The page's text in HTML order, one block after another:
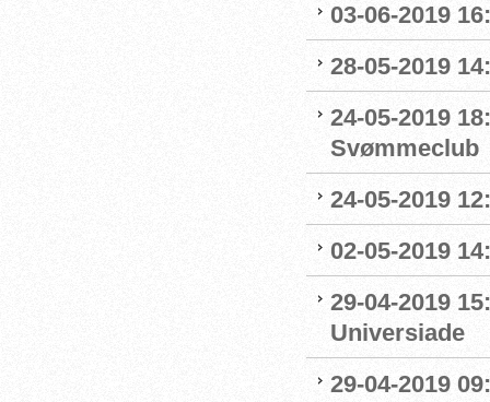
03-06-2019
28-05-2019
24-05-2019
Svømmeclub
24-05-2019
02-05-2019
29-04-2019
Universiade
29-04-2019